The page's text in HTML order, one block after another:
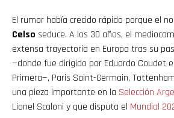
El rumor había crecido rápido porque el
Celso seduce. A los 30 años, el
extensa trayectoria en Europa tras su
—donde fue dirigido por Eduardo Coudet
Primera—, Paris Saint-Germain,
una pieza importante en la Selección
Lionel Scaloni y que disputa el Mundial